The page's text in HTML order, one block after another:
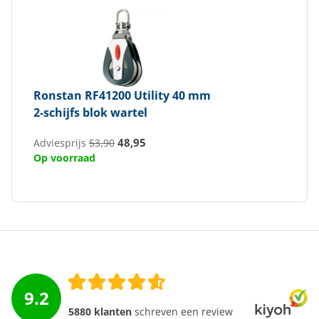
Ronstan RF41200 Utility 40 mm
2-schijfs blok wartel
Adviesprijs 53,90 48,95
Op voorraad
9.2
5880 klanten schreven een review